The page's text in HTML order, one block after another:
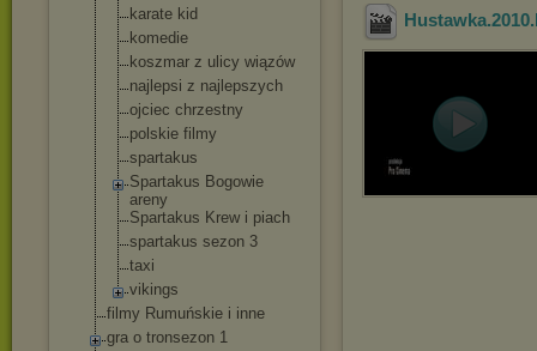
karate kid
komedie
koszmar z ulicy wiązów
najlepsi z najlepszych
ojciec chrzestny
polskie filmy
spartakus
Spartakus Bogowie
areny
Spartakus Krew i piach
spartakus sezon 3
taxi
vikings
filmy Rumuńskie i inne
gra o tronsezon 1